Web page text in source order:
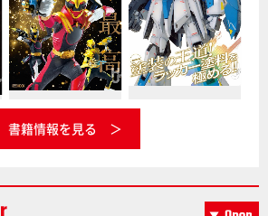
書籍情報を見る